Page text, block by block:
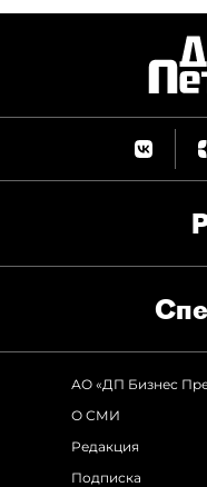
АО «ДП Бизнес
О СМИ
Редакция
Подписка